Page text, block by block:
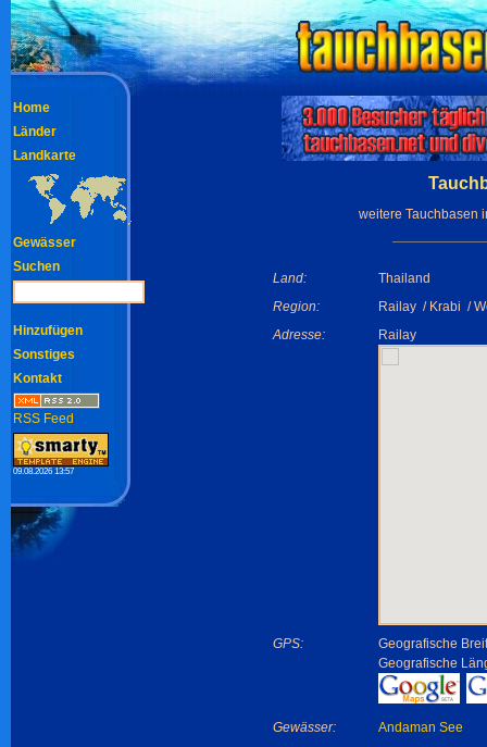
weitere Tauchbasen
Land:
Thailand
Region:
Railay / Krabi /
Adresse:
Railay
GPS:
Geografische
Geografische
Gewässer:
Andaman See
Home
Länder
Landkarte
Gewässer
Suchen
Hinzufügen
Sonstiges
Kontakt
RSS Feed
09.08.2026 13:57